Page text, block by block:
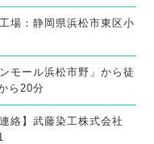
場：静岡県浜松市東区小
モール浜松市野」から徒
ら20分
連絡】武藤染工株式会社